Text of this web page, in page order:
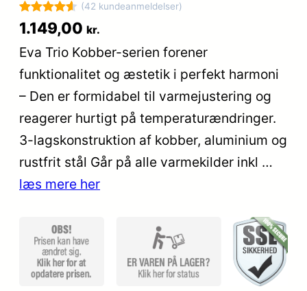
Bedømt
4.6
ud af 5
baseret på
42
kundebedø
(42 kundeanmeldelser)
1.149,00 kr.
Eva Trio Kobber-serien forener
funktionalitet og æstetik i perfekt harmoni
– Den er formidabel til varmejustering og
reagerer hurtigt på temperaturændringer.
3-lagskonstruktion af kobber, aluminium og
rustfrit stål Går på alle varmekilder inkl …
læs mere her